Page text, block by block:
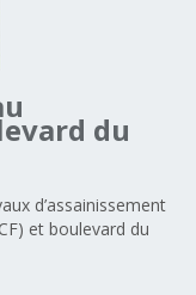
du
d’assainissement
et boulevard du